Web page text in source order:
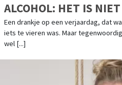
ALCOHOL: HET IS
Een drankje op een verjaardag, dat
iets te vieren was. Maar
wel [...]